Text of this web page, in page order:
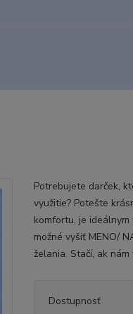
Potrebujete darček,
využitie? Potešte
komfortu, je
možné vyšiť MENO/
želania. Stačí, ak
Dostupnosť